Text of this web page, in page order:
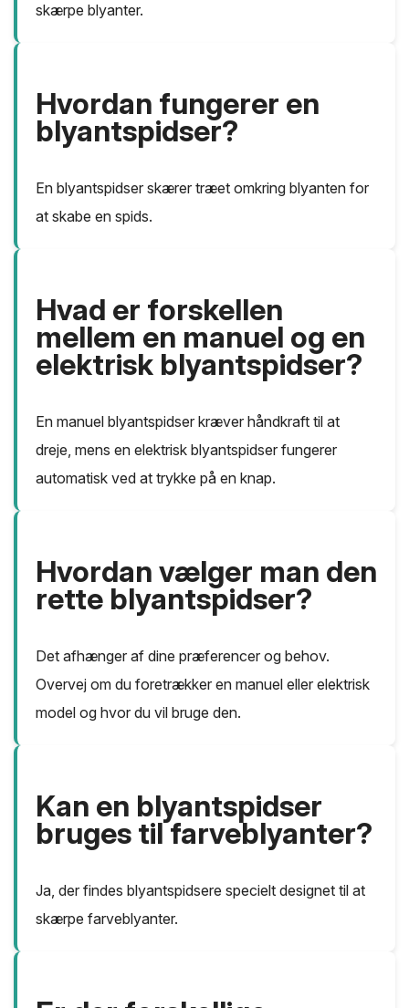
skærpe blyanter.
Hvordan fungerer en
blyantspidser?
En blyantspidser skærer træet omkring blyanten for
at skabe en spids.
Hvad er forskellen
mellem en manuel og en
elektrisk blyantspidser?
En manuel blyantspidser kræver håndkraft til at
dreje, mens en elektrisk blyantspidser fungerer
automatisk ved at trykke på en knap.
Hvordan vælger man den
rette blyantspidser?
Det afhænger af dine præferencer og behov.
Overvej om du foretrækker en manuel eller elektrisk
model og hvor du vil bruge den.
Kan en blyantspidser
bruges til farveblyanter?
Ja, der findes blyantspidsere specielt designet til at
skærpe farveblyanter.